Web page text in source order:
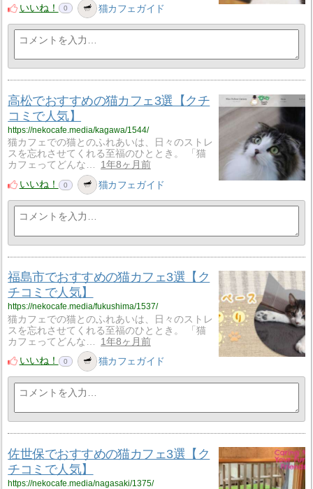
いいね！
0 猫カフェガイド
高松でおすすめの猫カフェ3選【クチ
コミで人気】
https://nekocafe.media/kagawa/1544/
猫カフェでの猫とのふれあいは、日々のストレ
スを忘れさせてくれる至福のひととき。 「猫
カフェってどんな…
1年8ヶ月前
いいね！
0 猫カフェガイド
福島市でおすすめの猫カフェ3選【ク
チコミで人気】
https://nekocafe.media/fukushima/1537/
猫カフェでの猫とのふれあいは、日々のストレ
スを忘れさせてくれる至福のひととき。 「猫
カフェってどんな…
1年8ヶ月前
いいね！
0 猫カフェガイド
佐世保でおすすめの猫カフェ3選【ク
チコミで人気】
https://nekocafe.media/nagasaki/1375/